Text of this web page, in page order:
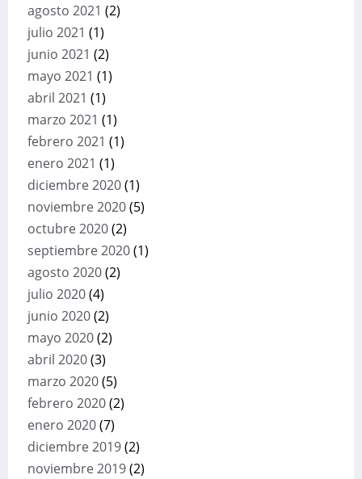
agosto 2021 (2)
julio 2021 (1)
junio 2021 (2)
mayo 2021 (1)
abril 2021 (1)
marzo 2021 (1)
febrero 2021 (1)
enero 2021 (1)
diciembre 2020(1)
noviembre 2020(5)
octubre 2020(2)
septiembre 2020(1)
agosto 2020(2)
julio 2020(4)
junio 2020(2)
mayo 2020(2)
abril 2020(3)
marzo 2020(5)
febrero 2020(2)
enero 2020(7)
diciembre 2019(2)
noviembre 2019(2)